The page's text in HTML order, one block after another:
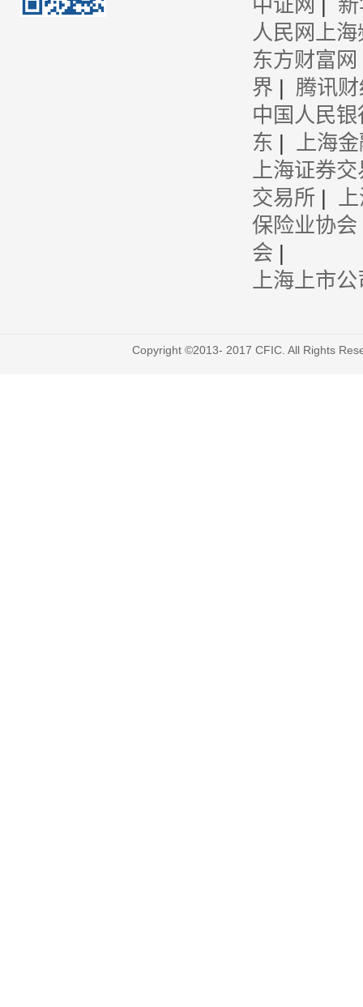
中证网
人民网上
东方财富网
界 | 腾讯
中国人民银
东 | 上海
上海证券交
交易所 |
保险业协会
会 |
上海上市
Copyright ©2013- 2017 CFIC. All Rights